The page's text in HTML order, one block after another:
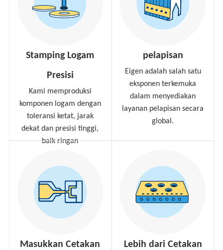
Stamping Logam
Presisi
Kami memproduksi
komponen logam dengan
toleransi ketat, jarak
dekat dan presisi tinggi,
baik ringan
pelapisan
Eigen adalah salah satu
eksponen terkemuka
dalam menyediakan
layanan pelapisan secara
global.
Masukkan Cetakan Lebih dari Cetakan